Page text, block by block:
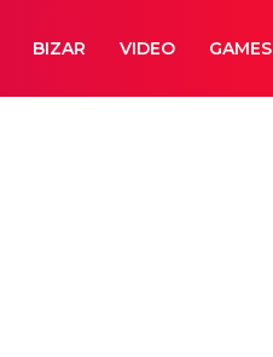
BIZAR VIDEO GAMES